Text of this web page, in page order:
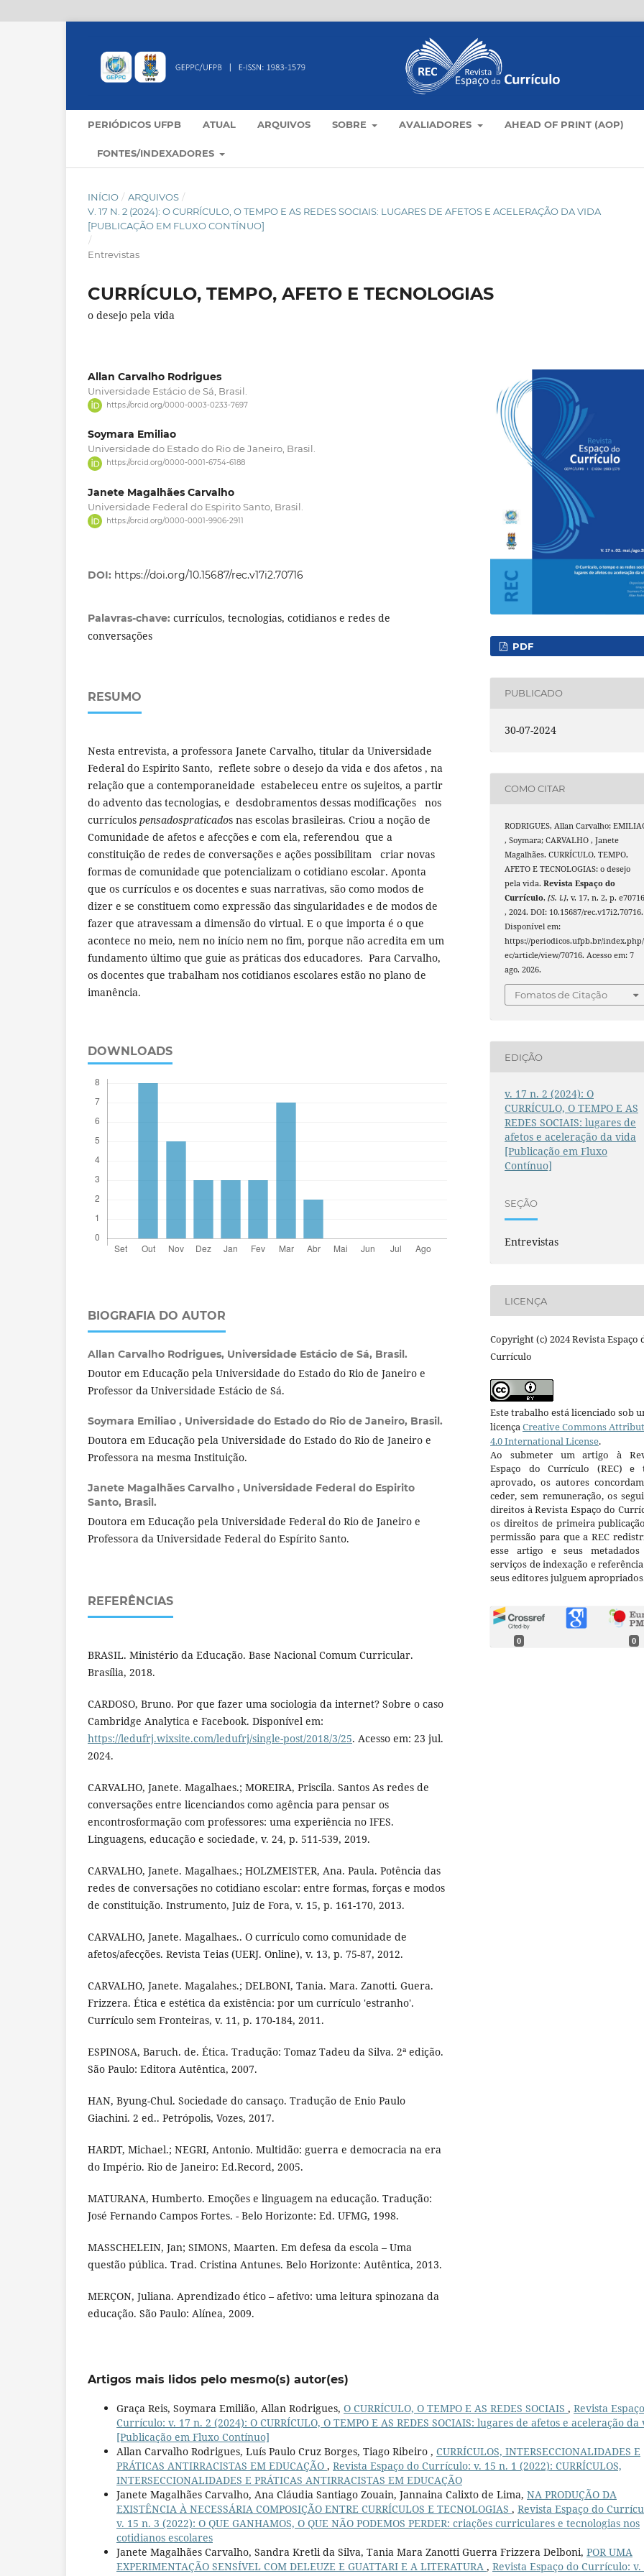
PERIÓDICOS UFPB ATUAL ARQUIVOS SOBRE AVALIADORES AHEAD OF PRINT (AOP)
FONTES/INDEXADORES
INÍCIO / ARQUIVOS /
V. 17 N. 2 (2024): O CURRÍCULO, O TEMPO E AS REDES SOCIAIS: LUGARES DE AFETOS E ACELERAÇÃO DA VIDA
[PUBLICAÇÃO EM FLUXO CONTÍNUO]
/
Entrevistas
CURRÍCULO, TEMPO, AFETO E TECNOLOGIAS
o desejo pela vida
Allan Carvalho Rodrigues
Universidade Estácio de Sá, Brasil.
https://orcid.org/0000-0003-0233-7697
Soymara Emiliao
Universidade do Estado do Rio de Janeiro, Brasil.
https://orcid.org/0000-0001-6754-6188
Janete Magalhães Carvalho
Universidade Federal do Espirito Santo, Brasil.
https://orcid.org/0000-0001-9906-2911
DOI: https://doi.org/10.15687/rec.v17i2.70716
Palavras-chave: currículos, tecnologias, cotidianos e redes de
conversações
RESUMO
Nesta entrevista, a professora Janete Carvalho, titular da Universidade
Federal do Espirito Santo, reflete sobre o desejo da vida e dos afetos , na
relação que a contemporaneidade estabeleceu entre os sujeitos, a partir
do advento das tecnologias, e desdobramentos dessas modificações nos
currículos pensadospraticados nas escolas brasileiras. Criou a noção de
Comunidade de afetos e afecções e com ela, referendou que a
constituição de redes de conversações e ações possibilitam criar novas
formas de comunidade que potencializam o cotidiano escolar. Aponta
que os currículos e os docentes e suas narrativas, são como modos de
dizer e se constituem como expressão das singularidades e de modos de
fazer que atravessam a dimensão do virtual. E o que importa é o que
acontece no meio, nem no início nem no fim, porque não acredita em um
fundamento último que guie as práticas dos educadores. Para Carvalho,
os docentes que trabalham nos cotidianos escolares estão no plano de
imanência.
DOWNLOADS
BIOGRAFIA DO AUTOR
Allan Carvalho Rodrigues, Universidade Estácio de Sá, Brasil.
Doutor em Educação pela Universidade do Estado do Rio de Janeiro e
Professor da Universidade Estácio de Sá.
Soymara Emiliao , Universidade do Estado do Rio de Janeiro, Brasil.
Doutora em Educação pela Universidade do Estado do Rio de Janeiro e
Professora na mesma Instituição.
Janete Magalhães Carvalho , Universidade Federal do Espirito
Santo, Brasil.
Doutora em Educação pela Universidade Federal do Rio de Janeiro e
Professora da Universidade Federal do Espírito Santo.
REFERÊNCIAS
BRASIL. Ministério da Educação. Base Nacional Comum Curricular.
Brasília, 2018.
CARDOSO, Bruno. Por que fazer uma sociologia da internet? Sobre o caso
Cambridge Analytica e Facebook. Disponível em:
https://ledufrj.wixsite.com/ledufrj/single-post/2018/3/25. Acesso em: 23 jul.
2024.
CARVALHO, Janete. Magalhaes.; MOREIRA, Priscila. Santos As redes de
conversações entre licenciandos como agência para pensar os
encontrosformação com professores: uma experiência no IFES.
Linguagens, educação e sociedade, v. 24, p. 511-539, 2019.
CARVALHO, Janete. Magalhaes.; HOLZMEISTER, Ana. Paula. Potência das
redes de conversações no cotidiano escolar: entre formas, forças e modos
de constituição. Instrumento, Juiz de Fora, v. 15, p. 161-170, 2013.
CARVALHO, Janete. Magalhaes.. O currículo como comunidade de
afetos/afecções. Revista Teias (UERJ. Online), v. 13, p. 75-87, 2012.
CARVALHO, Janete. Magalahes.; DELBONI, Tania. Mara. Zanotti. Guera.
Frizzera. Ética e estética da existência: por um currículo 'estranho'.
Currículo sem Fronteiras, v. 11, p. 170-184, 2011.
ESPINOSA, Baruch. de. Ética. Tradução: Tomaz Tadeu da Silva. 2ª edição.
São Paulo: Editora Autêntica, 2007.
HAN, Byung-Chul. Sociedade do cansaço. Tradução de Enio Paulo
Giachini. 2 ed.. Petrópolis, Vozes, 2017.
HARDT, Michael.; NEGRI, Antonio. Multidão: guerra e democracia na era
do Império. Rio de Janeiro: Ed.Record, 2005.
MATURANA, Humberto. Emoções e linguagem na educação. Tradução:
José Fernando Campos Fortes. - Belo Horizonte: Ed. UFMG, 1998.
MASSCHELEIN, Jan; SIMONS, Maarten. Em defesa da escola – Uma
questão pública. Trad. Cristina Antunes. Belo Horizonte: Autêntica, 2013.
MERÇON, Juliana. Aprendizado ético – afetivo: uma leitura spinozana da
educação. São Paulo: Alínea, 2009.
PDF
PUBLICADO
30-07-2024
COMO CITAR
RODRIGUES, Allan Carvalho;
, Soymara; CARVALHO , Janete
Magalhães. CURRÍCULO, TEMPO,
AFETO E TECNOLOGIAS: o desejo
pela vida.Revista Espaço do
Currículo,[S. l.], v. 17, n. 2, p. e70716
, 2024. DOI: 10.15687/rec.v17i2.70716.
Disponível em:
https://periodicos.ufpb.br/
ec/article/view/70716. Acesso em: 7
ago. 2026.
Fomatos de Citação
EDIÇÃO
v. 17 n. 2 (2024): O
CURRÍCULO, O TEMPO E AS
REDES SOCIAIS: lugares de
afetos e aceleração da vida
[Publicação em Fluxo
Contínuo]
SEÇÃO
Entrevistas
LICENÇA
Copyright (c) 2024 Revista Espaço
Currículo
Este trabalho está licenciado sob
licençaCreative Commons
4.0 International License.
Ao submeter um artigo à
Espaço do Currículo (REC) e
aprovado, os autores
ceder, sem remuneração, os
direitos à Revista Espaço do
os direitos de primeira
permissão para que a REC
esse artigo e seus metadados
serviços de indexação e
seus editores julguem
0 0
Artigos mais lidos pelo mesmo(s) autor(es)
Graça Reis, Soymara Emilião, Allan Rodrigues, O CURRÍCULO, O TEMPO E AS REDES SOCIAIS , Revista
Currículo: v. 17 n. 2 (2024): O CURRÍCULO, O TEMPO E AS REDES SOCIAIS: lugares de afetos e aceleração da
[Publicação em Fluxo Contínuo]
Allan Carvalho Rodrigues, Luís Paulo Cruz Borges, Tiago Ribeiro , CURRÍCULOS, INTERSECCIONALIDADES E
PRÁTICAS ANTIRRACISTAS EM EDUCAÇÃO , Revista Espaço do Currículo: v. 15 n. 1 (2022): CURRÍCULOS,
INTERSECCIONALIDADES E PRÁTICAS ANTIRRACISTAS EM EDUCAÇÃO
Janete Magalhães Carvalho, Ana Cláudia Santiago Zouain, Jannaina Calixto de Lima, NA PRODUÇÃO DA
EXISTÊNCIA À NECESSÁRIA COMPOSIÇÃO ENTRE CURRÍCULOS E TECNOLOGIAS , Revista Espaço do
v. 15 n. 3 (2022): O QUE GANHAMOS, O QUE NÃO PODEMOS PERDER: criações curriculares e tecnologias nos
cotidianos escolares
Janete Magalhães Carvalho, Sandra Kretli da Silva, Tania Mara Zanotti Guerra Frizzera Delboni, POR UMA
EXPERIMENTAÇÃO SENSÍVEL COM DELEUZE E GUATTARI E A LITERATURA , Revista Espaço do Currículo: v.